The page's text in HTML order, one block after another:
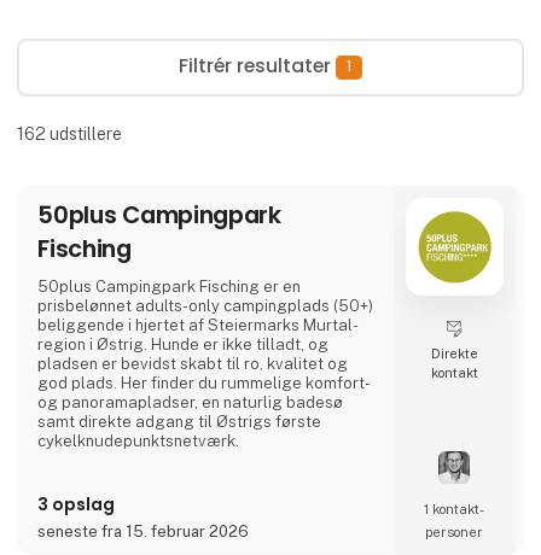
Filtrér resultater 1
162 udstillere
50plus Campingpark
Fisching
50plus Campingpark Fisching er en
prisbelønnet adults-only campingplads (50+)
beliggende i hjertet af Steiermarks Murtal-
region i Østrig. Hunde er ikke tilladt, og
pladsen er bevidst skabt til ro, kvalitet og
god plads. Her finder du rummelige komfort-
og panoramaplads­er, en naturlig badesø
samt direkte adgang til Østrigs første
cykelknudepunktsnetværk.
pris på natur, cykling, regional gastronomi og
afslappede aftener ved vandet – i en varm og
familieejet atmosfære. 🚐🌿
3 opslag
seneste fra 15. februar 2026
Direkte
kontakt
1 kontakt­
personer